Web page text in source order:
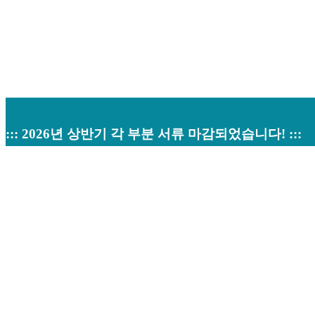
::: 2026년 상반기 각 부분 서류 마감되었습니다! :::